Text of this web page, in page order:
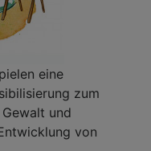
eine
zum
und
von